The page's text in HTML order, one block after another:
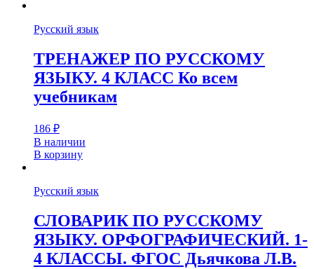
Русский язык
ТРЕНАЖЕР ПО РУССКОМУ
ЯЗЫКУ. 4 КЛАСС Ко всем
учебникам
186 ₽
В наличии
В корзину
Русский язык
СЛОВАРИК ПО РУССКОМУ
ЯЗЫКУ. ОРФОГРАФИЧЕСКИЙ. 1-
4 КЛАССЫ. ФГОС Дьячкова Л.В.